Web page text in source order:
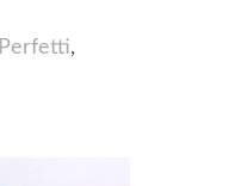
Perfetti,